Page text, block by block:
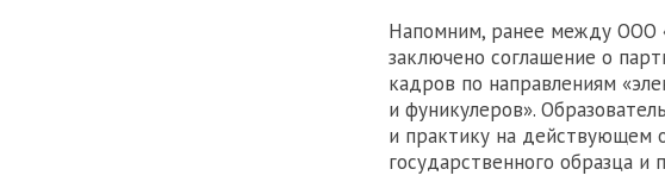
Напомним, ранее между ООО
заключено соглашение о
кадров по направлениям
и фуникулеров».
и практику на действующем
государственного образца и